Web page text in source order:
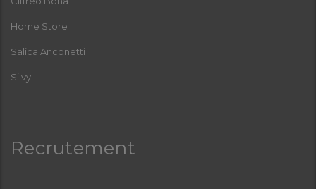
Home Store
Salica Anconetti
Silvy
Recrutement